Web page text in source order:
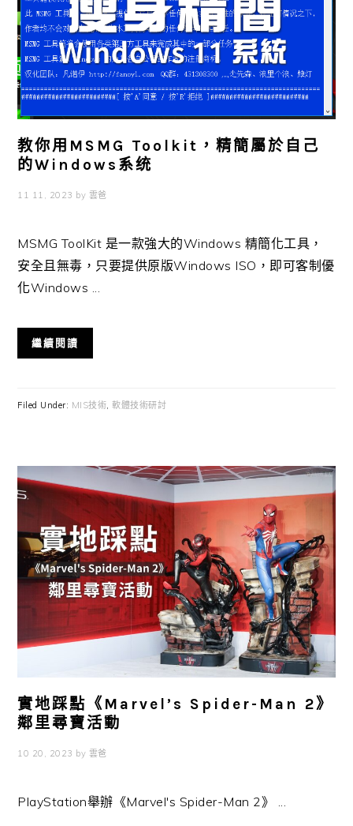
教你用MSMG Toolkit，精簡屬於自己
的Windows系统
11 11, 2023 by 雲爸
MSMG ToolKit 是一款強大的Windows 精簡化工具，
安全且無毒，只要提供原版Windows ISO，即可客制優
化Windows ...
繼續閱讀
Filed Under: MIS技術 ,軟體技術研討
實地踩點《Marvel’s Spider-Man 2》
鄰里尋寶活動
10 20, 2023 by 雲爸
PlayStation舉辦《Marvel's Spider-Man 2》 ...